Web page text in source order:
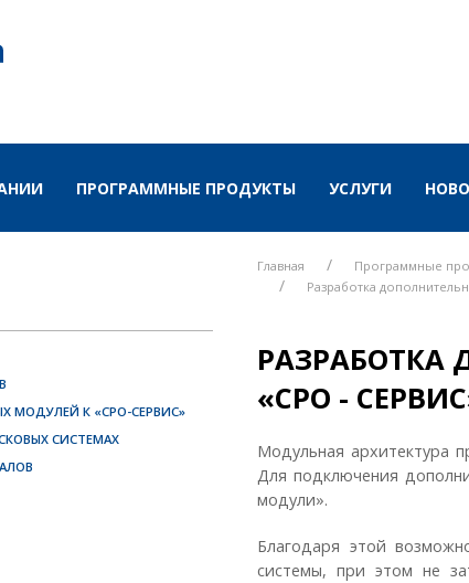
ПРОГРАММНЫЕ ПРОДУКТЫ УСЛУГИ
МОДУЛЕЙ К «СРО-СЕРВИС»
СИСТЕМАХ
Главная Программные
Разработка
«СРО -
Модульная архитектура
Для подключения
модули».
Благодаря этой
системы, при этом не